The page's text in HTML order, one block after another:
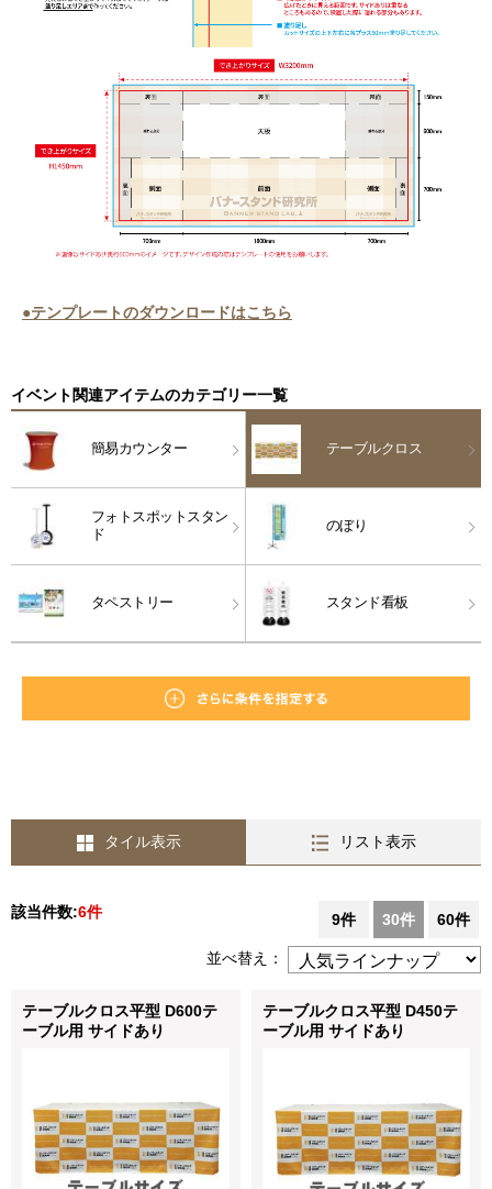
●テンプレートのダウンロードはこちら
イベント関連アイテムのカテゴリー一覧
簡易カウンター テーブルクロス
フォトスポットスタン
ド
のぼり
タペストリー スタンド看板
タイル表示 リスト表示
該当件数:6件 9件 30件 60件
並べ替え：
テーブルクロス平型 D600テ
ーブル用 サイドあり
テーブルクロス平型 D450テ
ーブル用 サイドあり